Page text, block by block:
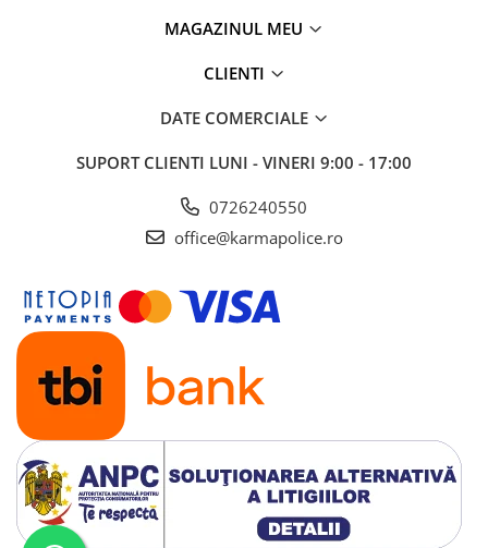
MAGAZINUL MEU
CLIENTI
DATE COMERCIALE
SUPORT CLIENTI LUNI - VINERI 9:00 - 17:00
0726240550
office@karmapolice.ro